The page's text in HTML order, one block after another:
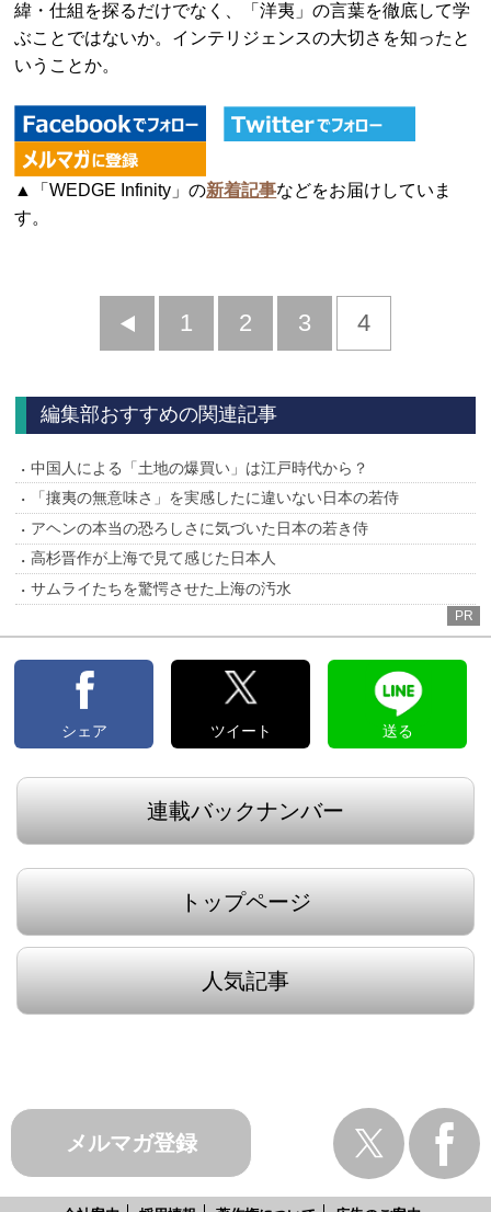
緯・仕組を探るだけでなく、「洋夷」の言葉を徹底して学
ぶことではないか。インテリジェンスの大切さを知ったと
いうことか。
▲「WEDGE Infinity」の新着記事などをお届けしていま
す。
前
1 2 3 4
編集部おすすめの関連記事
中国人による「土地の爆買い」は江戸時代から？
「攘夷の無意味さ」を実感したに違いない日本の若侍
アヘンの本当の恐ろしさに気づいた日本の若き侍
高杉晋作が上海で見て感じた日本人
サムライたちを驚愕させた上海の汚水
PR
シェア ツイート 送る
連載バックナンバー
トップページ
人気記事
メルマガ登録